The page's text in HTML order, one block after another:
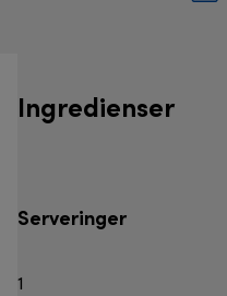
Ingredienser
Serveringer
1